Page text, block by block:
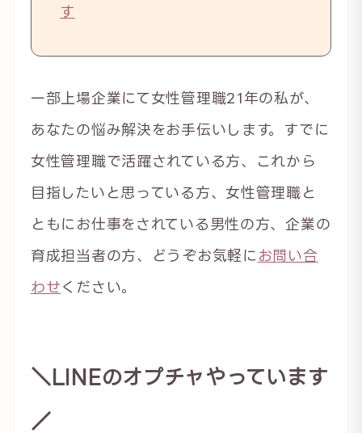
す
一部上場企業にて女性管理職21年の私が、
あなたの悩み解決をお手伝いします。すでに
女性管理職で活躍されている方、これから
目指したいと思っている方、女性管理職と
ともにお仕事をされている男性の方、企業の
育成担当者の方、どうぞお気軽に お問い合
わせ ください。
＼LINEのオプチャやっています
／